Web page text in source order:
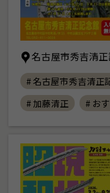
名古屋市秀吉清
# 名古屋市秀吉清正
# 加藤清正
# お